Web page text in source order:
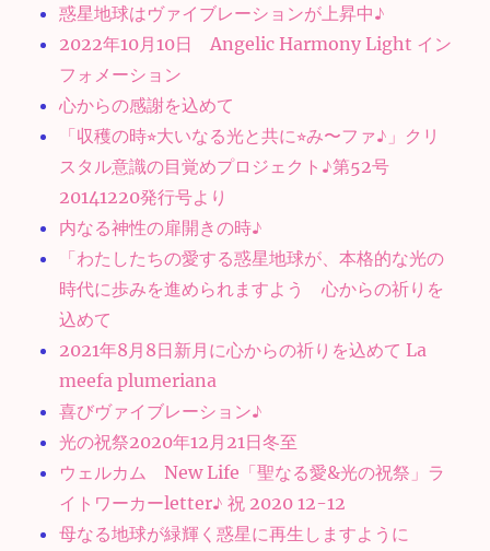
惑星地球はヴァイブレーションが上昇中♪
2022年10月10日 Angelic Harmony Light イン
フォメーション
心からの感謝を込めて
「収穫の時⭐︎大いなる光と共に⭐︎み〜ファ♪」クリ
スタル意識の目覚めプロジェクト♪第52号
20141220発行号より
内なる神性の扉開きの時♪
「わたしたちの愛する惑星地球が、本格的な光の
時代に歩みを進められますよう 心からの祈りを
込めて
2021年8月8日新月に心からの祈りを込めて La
meefa plumeriana
喜びヴァイブレーション♪
光の祝祭2020年12月21日冬至
ウェルカム New Life「聖なる愛&光の祝祭」ラ
イトワーカーletter♪ 祝 2020 12-12
母なる地球が緑輝く惑星に再生しますように